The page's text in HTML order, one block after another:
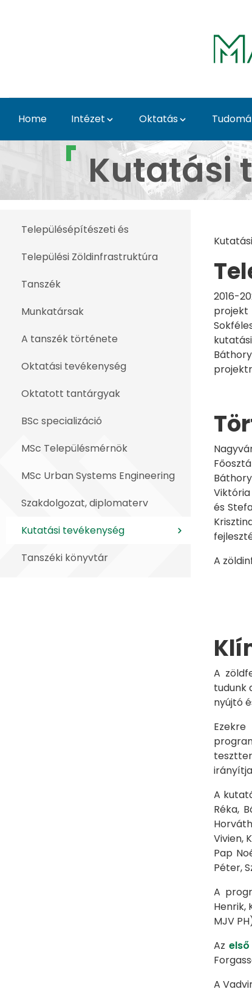
Home Intézet Oktatás
KutatásiKutatási
Településépítészeti és
Települési Zöldinfrastruktúra
Tanszék
Munkatársak
A tanszék története
Oktatási tevékenység
Oktatott tantárgyak
BSc specializáció
MSc Településmérnök
MSc Urban Systems Engineering
Szakdolgozat, diplomaterv
Kutatási tevékenység
Tanszéki könyvtár
2016-
projekt
és
A
A
tudunk
nyújtó
A
Réka,
Vivien,
Pap
Péter,
A
Henrik,
MJV
Az
A